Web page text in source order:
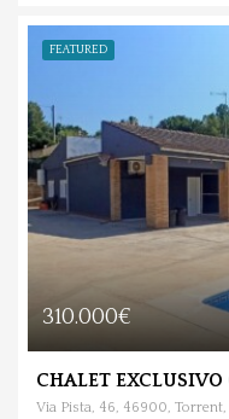
FEATURED
310.000€
Via Pista, 46, 46900, Torrent,